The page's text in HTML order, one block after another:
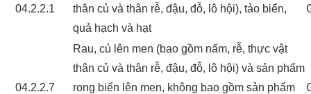
04.2.2.1
thân củ và thân rễ, đậu, đỗ, lô hội), tảo biển,
quả hạch và hạt
04.2.2.7
Rau, củ lên men (bao gồm nấm, rễ, thực vật
thân củ và thân rễ, đậu, đỗ, lô hội) và sản phẩm
rong biển lên men, không bao gồm sản phẩm